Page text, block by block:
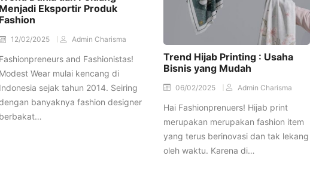
Menjadi Eksportir Produk
Fashion
12/02/2025 Admin Charisma
Fashionpreneurs and Fashionistas!
Modest Wear mulai kencang di
Indonesia sejak tahun 2014. Seiring
banyaknya fashion designer
berbakat…
Trend Hijab Printing : Usaha
Bisnis yang Mudah
06/02/2025 Admin Charisma
Hai Fashionprenuers! Hijab print
merupakan merupakan fashion item
yang terus berinovasi dan tak lekang
oleh waktu. Karena di…